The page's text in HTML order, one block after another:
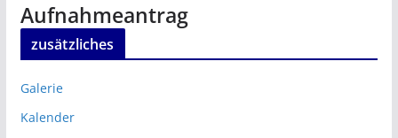
Aufnahmeantrag
zusätzliches
Galerie
Kalender